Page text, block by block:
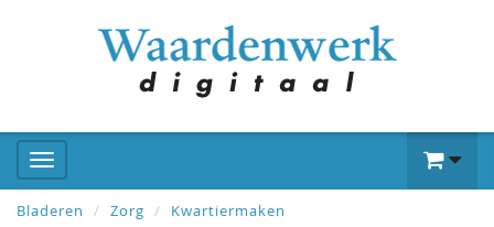
Bladeren Zorg Kwartiermaken